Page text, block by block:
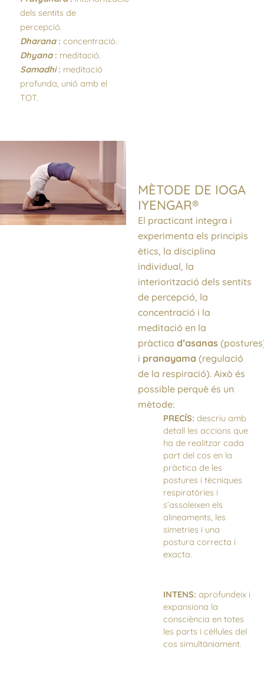
dels sentits de
percepció.
Dharana : concentració.
Dhyana : meditació.
Samadhi: meditació
profunda, unió amb el
TOT.
MÈTODE DE IOGA
IYENGAR®
El practicant integra i
experimenta els principis
ètics, la disciplina
individual, la
interiorització dels sentits
de percepció, la
concentració i la
meditació en la
pràctica d’asanas
i pranayama (regulació
de la respiració). Això és
possible perquè és un
mètode:
PRECÍS: descriu amb
detall les accions que
ha de realitzar cada
part del cos en la
pràctica de les
postures i tècniques
respiratòries i
s’assoleixen els
alineaments, les
simetries i una
postura correcta i
exacta.
INTENS: aprofundeix i
expansiona la
consciència en totes
les parts i cèl·lules del
cos simultàniament.